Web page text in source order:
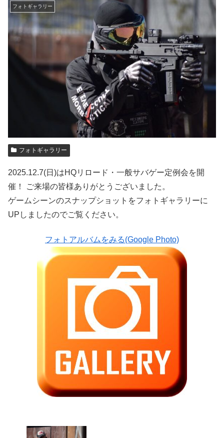
フォトギャラリー
フォトギャラリー
2025.12.7(日)はHQリロード・一般サバゲー定例会を開
催！ ご来場の皆様ありがとうございました。
ゲームシーンのスナップショットをフォトギャラリーに
UPしましたのでご覧ください。
フォトアルバムをみる(Google Photo)